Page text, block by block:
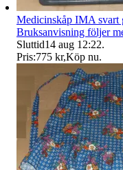
Medicinskåp IMA svart
Bruksanvisning följer
Sluttid14 aug 12:22.
Pris:775 kr,Köp nu.